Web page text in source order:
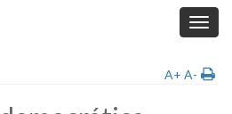
A+ A-